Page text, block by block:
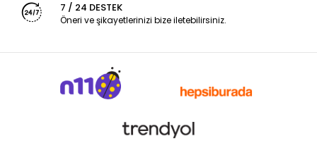
7 / 24 DESTEK
Öneri ve şikayetlerinizi bize iletebilirsiniz.